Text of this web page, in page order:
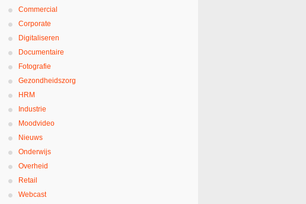
Commercial
Corporate
Digitaliseren
Documentaire
Fotografie
Gezondheidszorg
HRM
Industrie
Moodvideo
Nieuws
Onderwijs
Overheid
Retail
Webcast